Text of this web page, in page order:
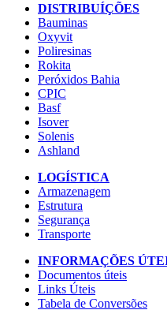
DISTRIBUÍÇÕES
Bauminas
Oxyvit
Poliresinas
Rokita
Peróxidos Bahia
CPIC
Basf
Isover
Solenis
Ashland
LOGÍSTICA
Armazenagem
Estrutura
Segurança
Transporte
INFORMAÇÕES
Documentos úteis
Links Úteis
Tabela de Conversões